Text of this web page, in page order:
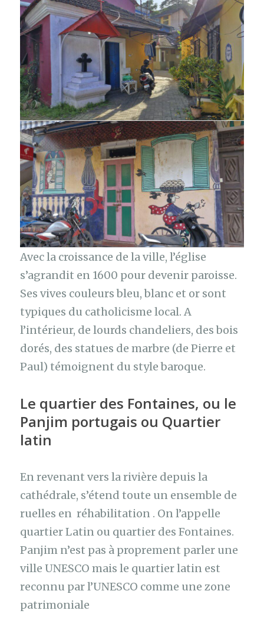
Avec la croissance de la ville, l’église
s’agrandit en 1600 pour devenir paroisse.
Ses vives couleurs bleu, blanc et or sont
typiques du catholicisme local. A
l’intérieur, de lourds chandeliers, des bois
dorés, des statues de marbre (de Pierre et
Paul) témoignent du style baroque.
Le quartier des Fontaines, ou le
Panjim portugais ou Quartier
latin
En revenant vers la rivière depuis la
cathédrale, s’étend toute un ensemble de
ruelles en réhabilitation . On l’appelle
quartier Latin ou quartier des Fontaines.
Panjim n’est pas à proprement parler une
ville UNESCO mais le quartier latin est
reconnu par l’UNESCO comme une zone
patrimoniale